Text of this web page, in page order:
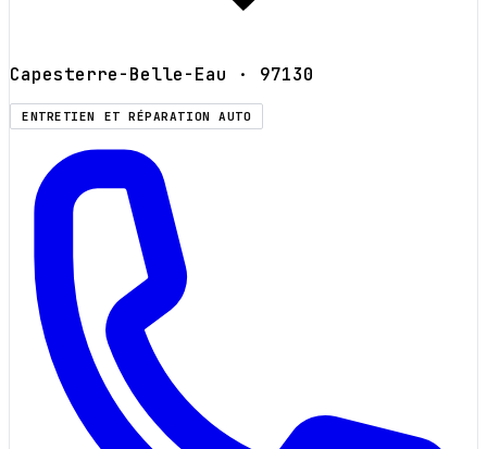
Capesterre-Belle-Eau · 97130
ENTRETIEN ET RÉPARATION AUTO